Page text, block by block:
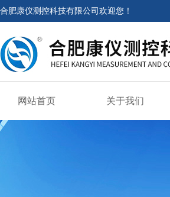
合肥康仪测控科技有限公司欢迎您！
网站首页 关于我们